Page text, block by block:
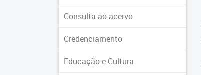
Consulta ao acervo
Credenciamento
Educação e Cultura